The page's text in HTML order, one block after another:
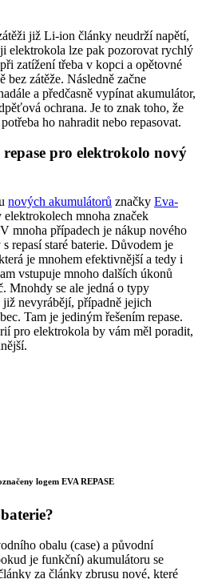
již Li-ion články neudrží napětí,
elektrokola lze pak pozorovat rychlý
zatížení třeba v kopci a opětovné
bez zátěže. Následně začne
a předčasně vypínat akumulátor,
ochrana. Je to znak toho, že
ho nahradit nebo repasovat.
pro elektrokolo nový
nových akumulátorů značky Eva-
mnoha značek
mnoha případech je nákup nového
repasí staré baterie. Důvodem je
je mnohem efektivnější a tedy i
vstupuje mnoho dalších úkonů
Mnohdy se ale jedná o typy
již nevyrábějí, případně jejich
Tam je jediným řešením repase.
pro elektrokola by vám měl poradit,
logem EVA REPASE
obalu (case) a původní
je funkční) akumulátoru se
za články zbrusu nové, které